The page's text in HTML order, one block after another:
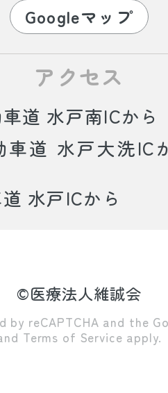
Googleマップ
アクセス
道 水戸南ICから
車道 水戸大洗IC
水戸ICから
©医療法人維誠会
by reCAPTCHA and the
Terms of Service apply.